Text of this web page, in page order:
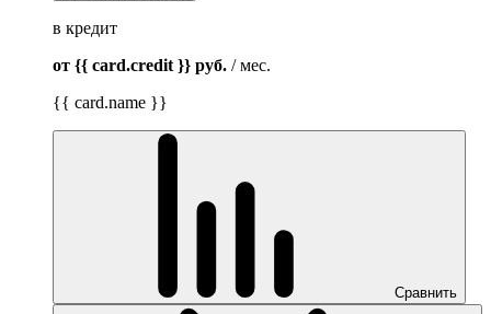
в кредит
от {{ card.credit }} руб. / мес.
{{ card.name }}
Сравнить